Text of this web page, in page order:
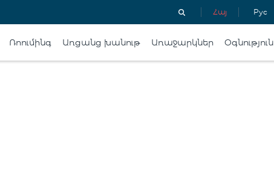
Հայ Рус
Ռոումինգ Առցանց խանութ Առաջարկներ Օգնություն